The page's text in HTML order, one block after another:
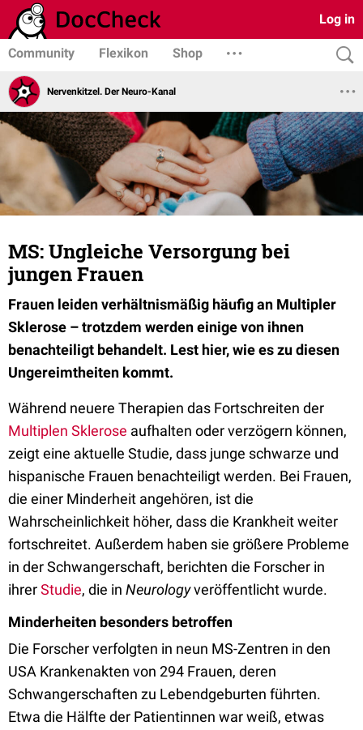
Log in
Community Flexikon Shop
Nervenkitzel. Der Neuro-Kanal
MS: Ungleiche Versorgung bei
jungen Frauen
Frauen leiden verhältnismäßig häufig an Multipler
Sklerose – trotzdem werden einige von ihnen
benachteiligt behandelt. Lest hier, wie es zu diesen
Ungereimtheiten kommt.
Während neuere Therapien das Fortschreiten der
Multiplen Sklerose aufhalten oder verzögern können,
zeigt eine aktuelle Studie, dass junge schwarze und
hispanische Frauen benachteiligt werden. Bei Frauen,
die einer Minderheit angehören, ist die
Wahrscheinlichkeit höher, dass die Krankheit weiter
fortschreitet. Außerdem haben sie größere Probleme
in der Schwangerschaft, berichten die Forscher in
ihrerStudie, die in Neurologyveröffentlicht wurde.
Minderheiten besonders betroffen
Die Forscher verfolgten in neun MS-Zentren in den
USA Krankenakten von 294 Frauen, deren
Schwangerschaften zu Lebendgeburten führten.
Etwa die Hälfte der Patientinnen war weiß, etwas